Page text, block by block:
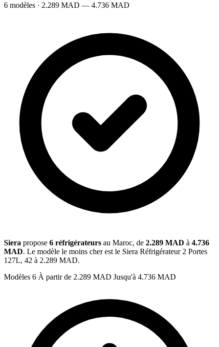
6 modèles · 2.289 MAD — 4.736 MAD
Siera propose 6 réfrigérateurs au Maroc, de 2.289 MAD à 4.736
MAD. Le modèle le moins cher est le Siera Réfrigérateur 2 Portes
127L, 42 à 2.289 MAD.
Modèles 6 À partir de 2.289 MAD Jusqu'à 4.736 MAD